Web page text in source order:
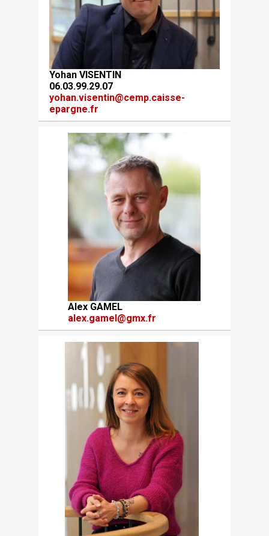
Yohan VISENTIN
06.03.99.29.07
yohan.visentin@cemp.caisse-
epargne.fr
Alex GAMEL
alex.gamel@gmx.fr